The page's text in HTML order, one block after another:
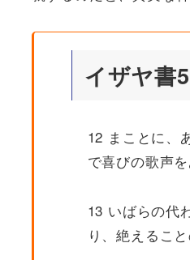
イザヤ書
12 まことに、
で喜びの歌声
13 いばらの代
り、絶えるこ